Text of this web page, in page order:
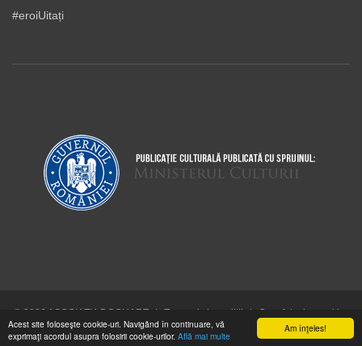
Am înţeles!
Acest site foloseşte cookie-uri. Navigând în continuare, vă
exprimaţi acordul asupra folosirii cookie-urilor. Află mai multe
#eroiUitați
© 2026 ASOCIAŢIA DOCUART | Termeni şi condiţii |
Cum folosim cookie-
urile